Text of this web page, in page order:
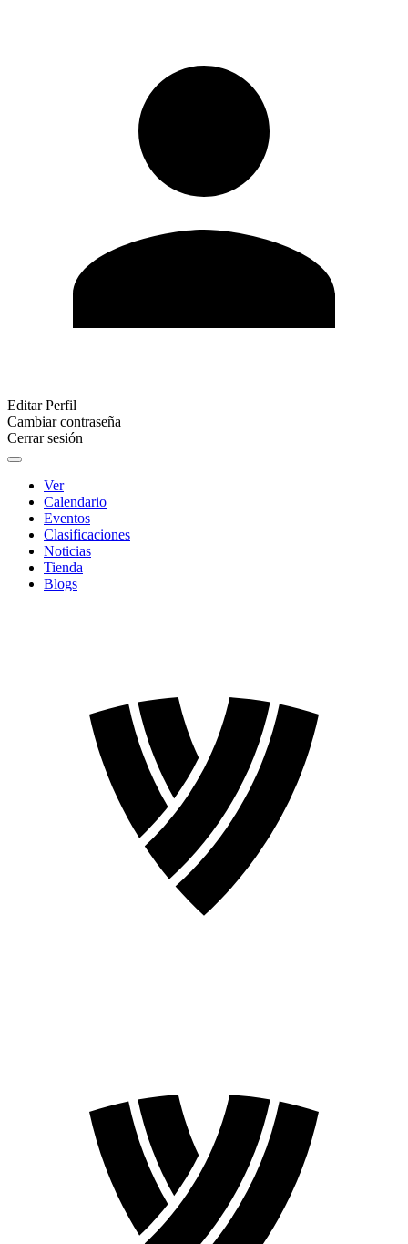
Editar Perfil
Cambiar contraseña
Cerrar sesión
Ver
Calendario
Eventos
Clasificaciones
Noticias
Tienda
Blogs